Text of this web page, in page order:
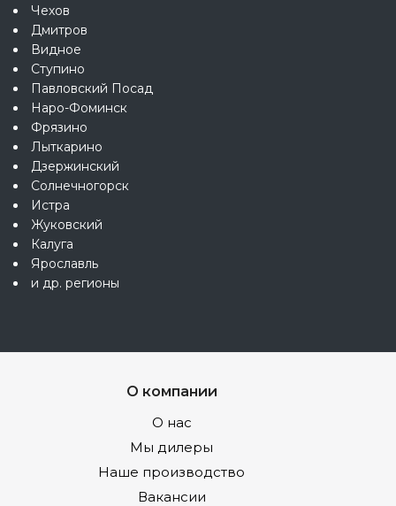
Чехов
Дмитров
Видное
Ступино
Павловский Посад
Наро-Фоминск
Фрязино
Лыткарино
Дзержинский
Солнечногорск
Истра
Жуковский
Калуга
Ярославль
и др. регионы
О компании
О нас
Мы дилеры
Наше производство
Вакансии